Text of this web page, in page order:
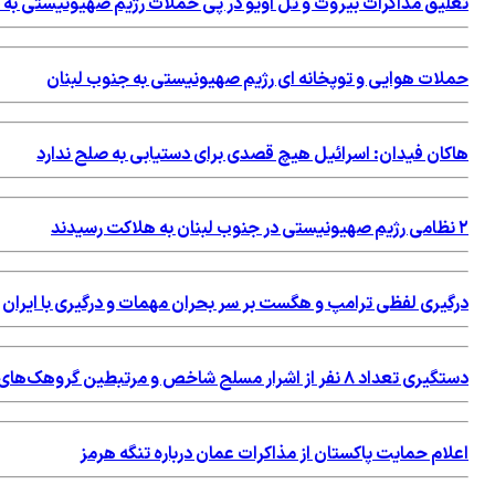
حملات هوایی و توپخانه ای رژیم صهیونیستی به جنوب لبنان
هاکان فیدان: اسرائیل هیچ قصدی برای دستیابی به صلح ندارد
۲ نظامی رژیم صهیونیستی در جنوب لبنان به هلاکت رسیدند
درگیری لفظی ترامپ و هگست بر سر بحران مهمات و درگیری با ایران
دستگیری تعداد ۸ نفر از اشرار مسلح شاخص و مرتبطین گروهک‌های تروریستی
اعلام حمایت پاکستان از مذاکرات عمان درباره تنگه هرمز